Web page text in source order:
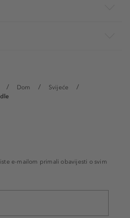
Dom
Svijeće
e-mailom primali obavijesti o svim